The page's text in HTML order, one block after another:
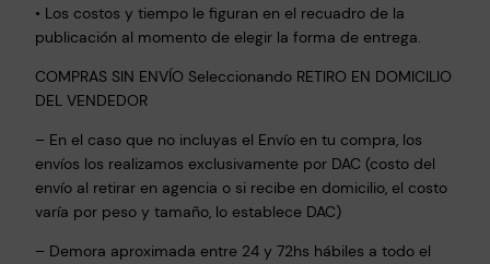
• Los costos y tiempo le figuran en el recuadro de la
publicación al momento de elegir la forma de entrega.
COMPRAS SIN ENVÍO Seleccionando RETIRO EN DOMICILIO
DEL VENDEDOR
– En el caso que no incluyas el Envío en tu compra, los
envíos los realizamos exclusivamente por DAC (costo del
envío al retirar en agencia o si recibe en domicilio, el costo
varía por peso y tamaño, lo establece DAC)
– Demora aproximada entre 24 y 72hs hábiles a todo el